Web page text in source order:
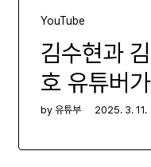
YouTube
김수현과
호 유튜버
는?
by 유튜부 2025. 3. 11.